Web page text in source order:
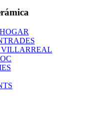
VILLARREAL